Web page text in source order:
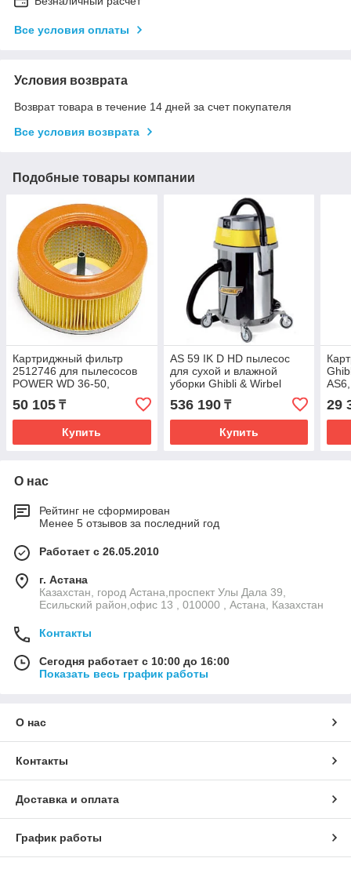
Все условия оплаты
Условия возврата
Возврат товара в течение 14 дней за счет покупателя
Все условия возврата
Подобные товары компании
Картриджный фильтр
2512746 для пылесосов
POWER WD 36-50,
POWER T WD/D 36 - D 50,
AS8/AS9
50 105 ₸
Купить
AS 59 IK D HD пылесос
для сухой и влажной
уборки Ghibli & Wirbel
536 190₸
Купить
29
О нас
Рейтинг не сформирован
Менее 5 отзывов за последний год
Работает с 26.05.2010
г. Астана
Казахстан, город Астана,проспект Улы Дала 39,
Есильский район,офис 13 , 010000 , Астана, Казахстан
Контакты
Сегодня работает с 10:00 до 16:00
Показать весь график работы
О нас
Контакты
Доставка и оплата
График работы